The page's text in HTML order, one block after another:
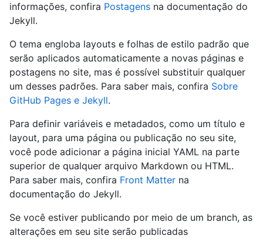
informações, confira Postagens na documentação do
Jekyll.
O tema engloba layouts e folhas de estilo padrão que
serão aplicados automaticamente a novas páginas e
postagens no site, mas é possível substituir qualquer
um desses padrões. Para saber mais, confira Sobre
GitHub Pages e Jekyll.
Para definir variáveis e metadados, como um título e
layout, para uma página ou publicação no seu site,
você pode adicionar a página inicial YAML na parte
superior de qualquer arquivo Markdown ou HTML.
Para saber mais, confira Front Matter na
documentação do Jekyll.
Se você estiver publicando por meio de um branch, as
alterações em seu site serão publicadas